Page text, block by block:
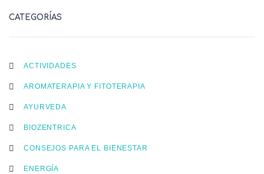
CATEGORÍAS
ACTIVIDADES
AROMATERAPIA Y FITOTERAPIA
AYURVEDA
BIOZENTRICA
CONSEJOS PARA EL BIENESTAR
ENERGÍA